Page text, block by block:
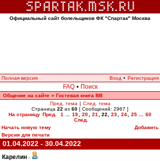
Официальный сайт болельщиков ФК "Спартак" Москва
Полная версия Вход • Регистрация
FAQ • Поиск
Общение на сайте » Гостевая книга ВВ
Пред. тема | След. тема
Страница 22 из 60 [ Сообщений: 2967 ]
На страницу Пред. 1 19 20 21 22 23 24 25
60
След.
Начать новую тему
Добавить
Версия для печати
01.04.2022 - 30.04.2022
Карелин -